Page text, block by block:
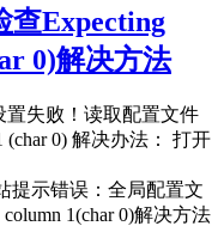
查Expecting
0)解决方法
失败！读取配置文件
(char 0) 解决办法： 打开
提示错误：全局配置文
1(char 0)解决方法